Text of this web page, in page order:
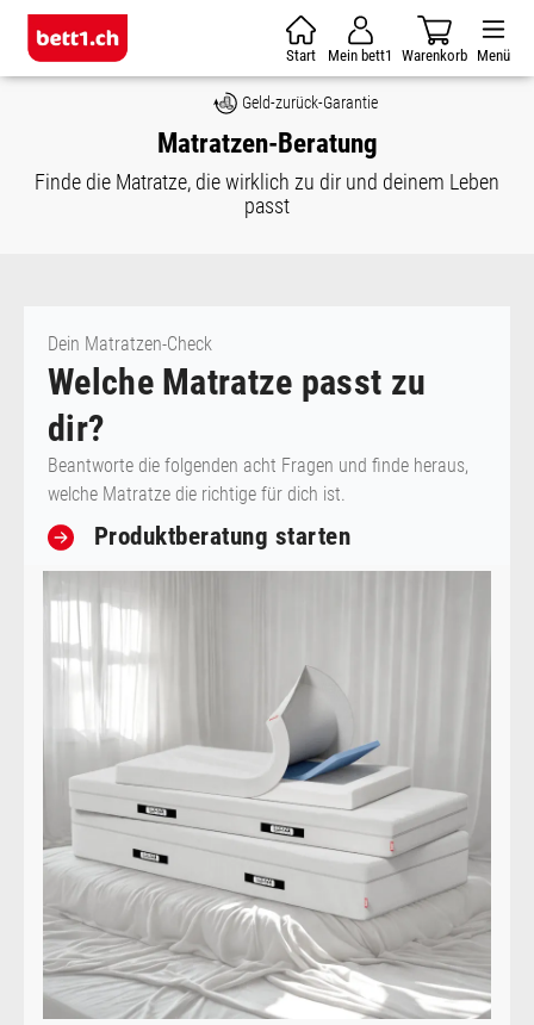
Zum Hauptinhalt springen
Start Mein bett1 Warenkorb Menü
Geld-zurück-Garantie
Matratzen-Beratung
Finde die Matratze, die wirklich zu dir und deinem Leben
passt
Dein Matratzen-Check
Welche Matratze passt zu
dir?
Beantworte die folgenden acht Fragen und finde heraus,
welche Matratze die richtige für dich ist.
Produktberatung starten